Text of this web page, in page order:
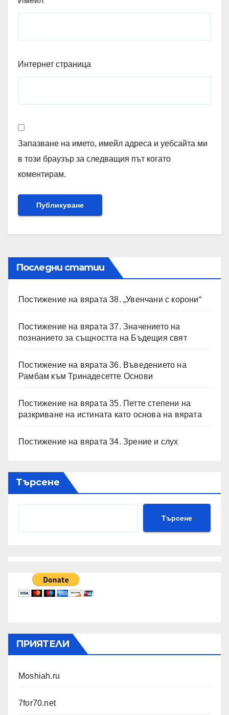
Интернет страница
Запазване на името, имейл адреса и уебсайта ми
в този браузър за следващия път когато
коментирам.
Последни статии
Постижение на вярата 38. „Увенчани с корони“
Постижение на вярата 37. Значението на
познанието за същността на Бъдещия свят
Постижение на вярата 36. Въведението на
Рамбам към Тринадесетте Основи
Постижение на вярата 35. Петте степени на
разкриване на истината като основа на вярата
Постижение на вярата 34. Зрение и слух
Търсене
Търсене
ПРИЯТЕЛИ
Moshiah.ru
7for70.net